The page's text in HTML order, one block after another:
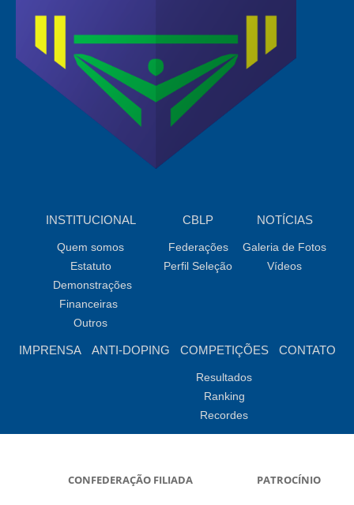
INSTITUCIONAL
Quem somos
Estatuto
Demonstrações
Financeiras
Outros
CBLP
Federações
Perfil Seleção
NOTÍCIAS
Galeria de Fotos
Vídeos
IMPRENSA ANTI-DOPING COMPETIÇÕES
Resultados
Ranking
Recordes
CONTATO
CONFEDERAÇÃO FILIADA PATROCÍNIO